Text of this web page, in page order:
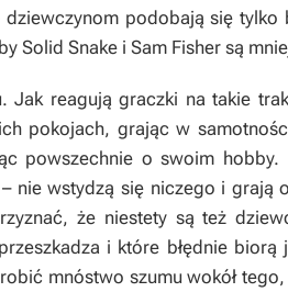
podobają się
Solid Snake i Sam Fisher są
Jak reagują graczki na takie
pokojach, grając w
powszechnie o swoim
nie wstydzą się niczego i grają
że niestety są też
i które błędnie
mnóstwo szumu wokół